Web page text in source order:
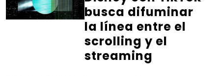
busca difuminar
la línea entre el
scrolling y el
streaming